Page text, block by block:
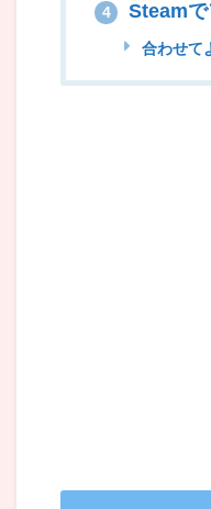
4 Steamで
合わせて